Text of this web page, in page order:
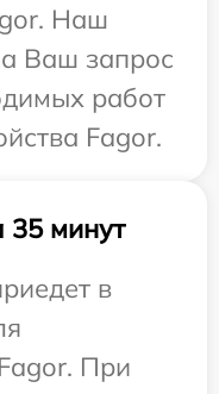
Наш
Ваш запрос
работ
Fagor.
35 минут
в
При